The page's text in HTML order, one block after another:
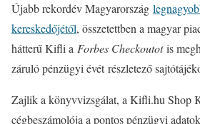
Újabb rekordév Magyarország
kereskedőjétől, összetettben a magyar
hátterű Kifli a Forbes Checkoutotis
záruló pénzügyi évét részletező
Zajlik a könyvvizsgálat, a Kifli.hu Shop
cégbeszámolója a pontos pénzügyi